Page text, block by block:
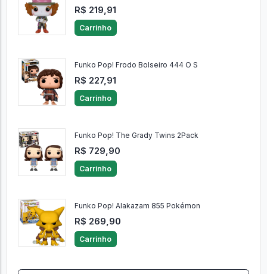
R$ 219,91
Carrinho
Funko Pop! Frodo Bolseiro 444 O S
R$ 227,91
Carrinho
Funko Pop! The Grady Twins 2Pack
R$ 729,90
Carrinho
Funko Pop! Alakazam 855 Pokémon
R$ 269,90
Carrinho